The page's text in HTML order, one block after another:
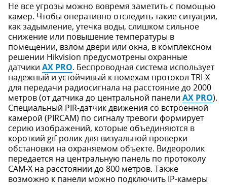
Не все угрозы можно вовремя заметить с помощью
камер. Чтобы оперативно отследить такие ситуации,
как задымление, утечка воды, слишком сильное
снижение или повышение температуры в
помещении, взлом двери или окна, в комплексном
решении Hikvision предусмотрены охранные
датчики AX PRO. Беспроводная система использует
надежный и устойчивый к помехам протокол TRI-X
для передачи радиосигнала на расстояние до 2000
метров (от датчика до центральной панели AX PRO).
Специальный PIR-датчик движения со встроенной
камерой (PIRCAM) по сигналу тревоги формирует
серию изображений, которые объединяются в
короткий gif-ролик для визуальной проверки
обстановки на охраняемом объекте. Видеоролик
передается на центральную панель по протоколу
CAM-X на расстоянии до 800 метров. Также
возможно к панели можно подключить IP-камеры